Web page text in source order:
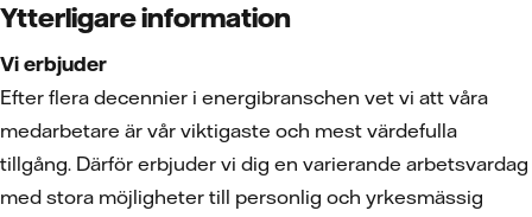
Ytterligare information
Vi erbjuder
Efter flera decennier i energibranschen vet vi att våra
medarbetare är vår viktigaste och mest värdefulla
tillgång. Därför erbjuder vi dig en varierande arbetsvardag
med stora möjligheter till personlig och yrkesmässig